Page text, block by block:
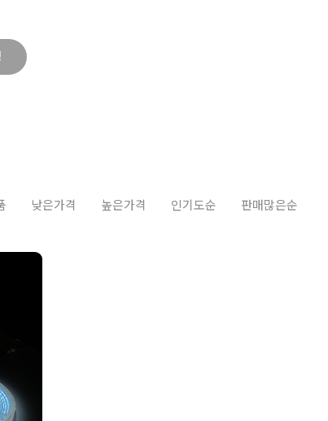
낮은가격 높은가격 인기도순 판매많은순